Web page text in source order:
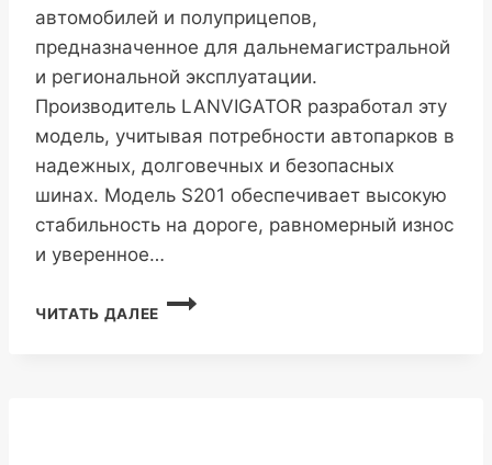
автомобилей и полуприцепов,
предназначенное для дальнемагистральной
и региональной эксплуатации.
Производитель LANVIGATOR разработал эту
модель, учитывая потребности автопарков в
надежных, долговечных и безопасных
шинах. Модель S201 обеспечивает высокую
стабильность на дороге, равномерный износ
и уверенное…
ЧИТАТЬ ДАЛЕЕ
LANVIGATOR